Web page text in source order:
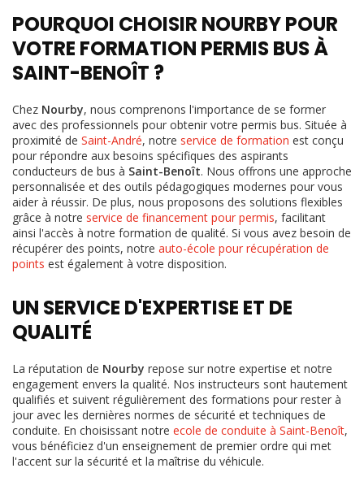
POURQUOI CHOISIR NOURBY POUR
VOTRE FORMATION PERMIS BUS À
SAINT-BENOÎT ?
Chez Nourby, nous comprenons l'importance de se former
avec des professionnels pour obtenir votre permis bus. Située à
proximité de Saint-André, notre service de formation est conçu
pour répondre aux besoins spécifiques des aspirants
conducteurs de bus à Saint-Benoît. Nous offrons une approche
personnalisée et des outils pédagogiques modernes pour vous
aider à réussir. De plus, nous proposons des solutions flexibles
grâce à notre service de financement pour permis, facilitant
ainsi l'accès à notre formation de qualité. Si vous avez besoin de
récupérer des points, notre auto-école pour récupération de
points est également à votre disposition.
UN SERVICE D'EXPERTISE ET DE
QUALITÉ
La réputation de Nourby repose sur notre expertise et notre
engagement envers la qualité. Nos instructeurs sont hautement
qualifiés et suivent régulièrement des formations pour rester à
jour avec les dernières normes de sécurité et techniques de
conduite. En choisissant notre ecole de conduite à Saint-Benoît,
vous bénéficiez d'un enseignement de premier ordre qui met
l'accent sur la sécurité et la maîtrise du véhicule.